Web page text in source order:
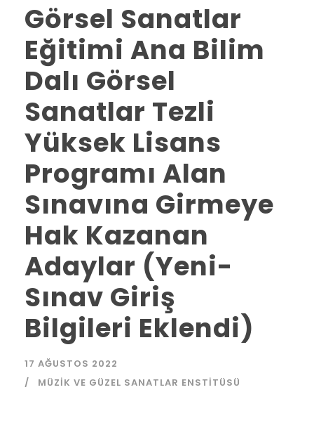
Görsel Sanatlar
Eğitimi Ana Bilim
Dalı Görsel
Sanatlar Tezli
Yüksek Lisans
Programı Alan
Sınavına Girmeye
Hak Kazanan
Adaylar (Yeni-
Sınav Giriş
Bilgileri Eklendi)
17 AĞUSTOS 2022
MÜZIK VE GÜZEL SANATLAR ENSTITÜSÜ